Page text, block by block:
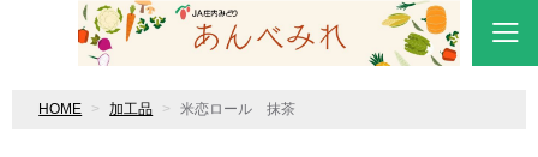
HOME 加工品 米恋ロール 抹茶